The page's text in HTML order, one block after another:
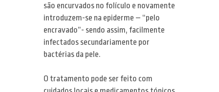
são encurvados no folículo e novamente
introduzem-se na epiderme – “pelo
encravado”- sendo assim, facilmente
infectados secundariamente por
bactérias da pele.
O tratamento pode ser feito com